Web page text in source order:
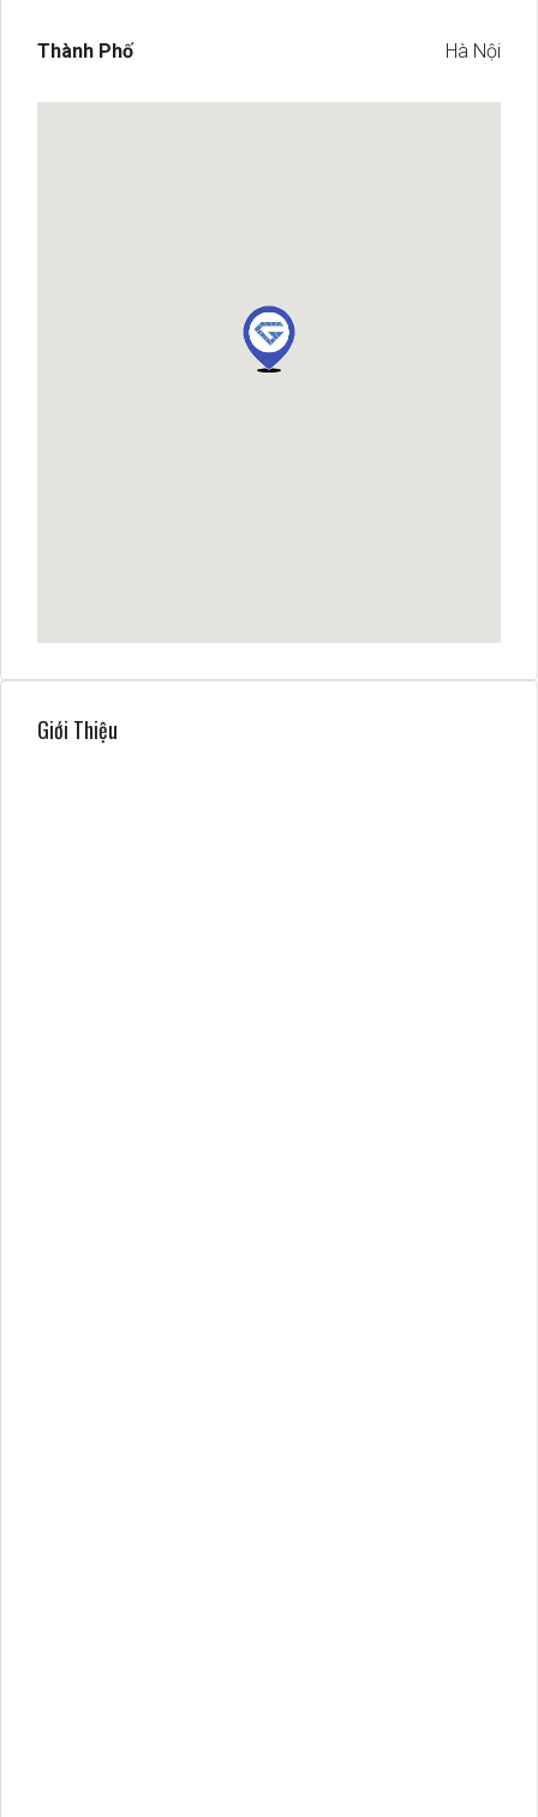
Thành Phố Hà Nội
Giới Thiệu